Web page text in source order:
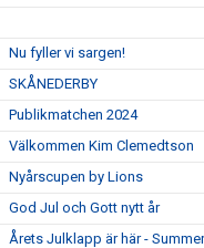
Nu fyller vi sargen!
SKÅNEDERBY
Publikmatchen 2024
Välkommen Kim Clemedtson
Nyårscupen by Lions
God Jul och Gott nytt år
Årets Julklapp är här -